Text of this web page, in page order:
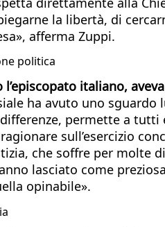
la libertà, di
afferma Zuppi.
politica
italiano,
ha avuto uno sguardo
permette a
sull’esercizio
che soffre per molte
lasciato come
opinabile».